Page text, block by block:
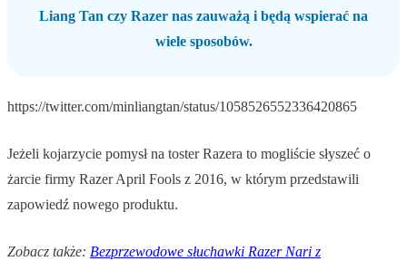
Liang Tan czy Razer nas zauważą i będą wspierać na
wiele sposobów.
https://twitter.com/minliangtan/status/1058526552336420865
Jeżeli kojarzycie pomysł na toster Razera to mogliście słyszeć o
żarcie firmy Razer April Fools z 2016, w którym przedstawili
zapowiedź nowego produktu.
Zobacz także: Bezprzewodowe słuchawki Razer Nari z